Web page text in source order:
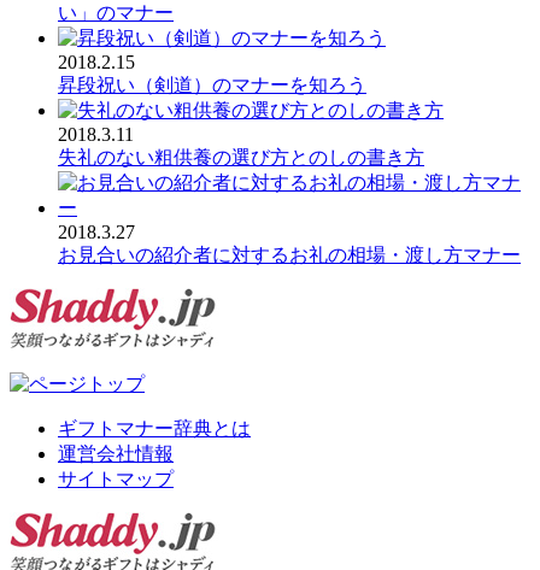
い」のマナー
2018.2.15
昇段祝い（剣道）のマナーを知ろう
2018.3.11
失礼のない粗供養の選び方とのしの書き方
2018.3.27
お見合いの紹介者に対するお礼の相場・渡し方マナー
ギフトマナー辞典とは
運営会社情報
サイトマップ